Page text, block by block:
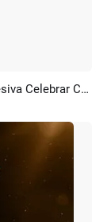
Bendiciones De Cumpleaños Cuenta Regresiva Celebrar Collage Presentación De Diapositivas